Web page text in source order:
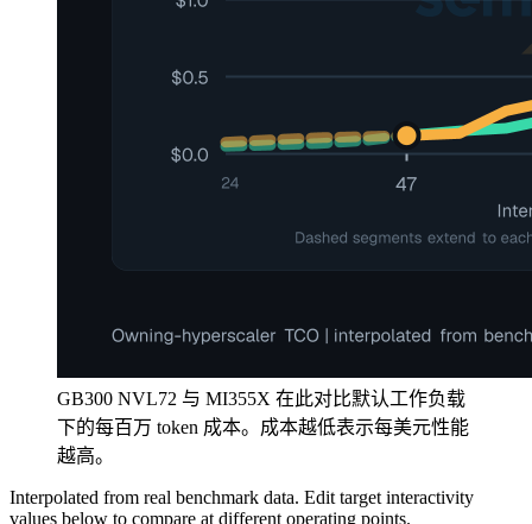
GB300 NVL72 与 MI355X 在此对比默认工作负载
下的每百万 token 成本。成本越低表示每美元性能
越高。
Interpolated from real benchmark data. Edit target interactivity
values below to compare at different operating points.